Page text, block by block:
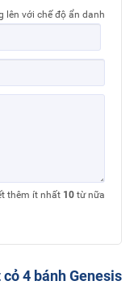
lên với chế độ ẩn danh
thêm ít nhất 10 từ nữa
4 bánh Genesis